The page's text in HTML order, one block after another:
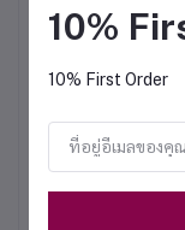
10%
10% First Order